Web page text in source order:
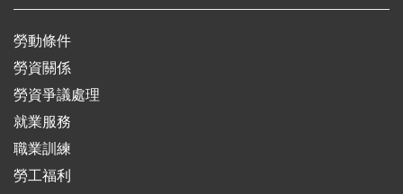
勞動條件
勞資關係
勞資爭議處理
就業服務
職業訓練
勞工福利